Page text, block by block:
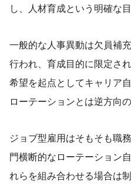
し、人材育成という明確な
一般的な人事異動は欠員補
行われ、育成目的に限定さ
希望を起点としてキャリア
ローテーションとは逆方向
ジョブ型雇用はそもそも職
門横断的なローテーション
れらを組み合わせる場合は